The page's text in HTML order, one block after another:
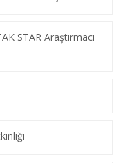
STAR Araştırmacı